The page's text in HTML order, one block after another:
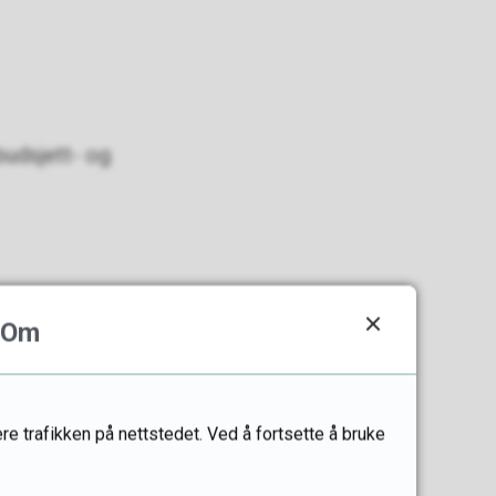
og
Egenandel i
Om
trafikken på nettstedet. Ved å fortsette å bruke